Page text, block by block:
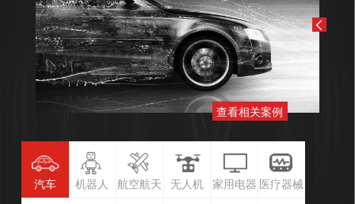
查看相关案例
汽车 机器人 航空航天 无人机 家用电器 医疗器械